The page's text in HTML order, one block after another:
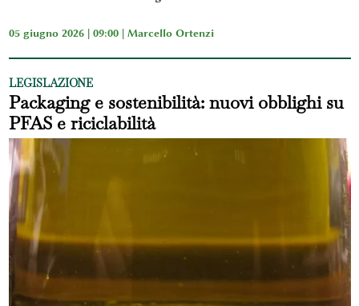
05 giugno 2026 | 09:00 | Marcello Ortenzi
LEGISLAZIONE
Packaging e sostenibilità: nuovi obblighi su
PFAS e riciclabilità